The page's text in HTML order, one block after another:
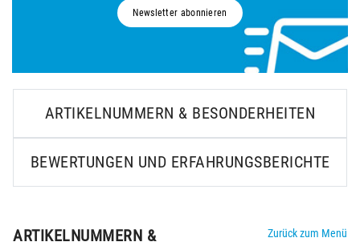
Newsletter abonnieren
ARTIKELNUMMERN & BESONDERHEITEN
BEWERTUNGEN UND ERFAHRUNGSBERICHTE
ARTIKELNUMMERN &
Zurück zum Menü